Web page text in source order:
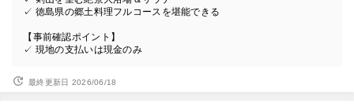
✓ 徳島県の郷土料理フルコースを堪能できる
【事前確認ポイント】
✓ 現地の支払いは現金のみ
最終更新日 2026/06/18